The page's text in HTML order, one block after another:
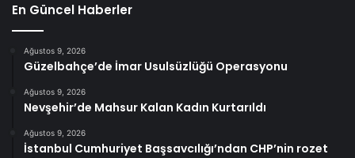
En Güncel Haberler
Ağustos 9, 2026
Güzelbahçe’de İmar Usulsüzlüğü Operasyonu
Ağustos 9, 2026
Nevşehir’de Mahsur Kalan Kadın Kurtarıldı
Ağustos 9, 2026
İstanbul Cumhuriyet Başsavcılığı’ndan CHP’nin rozet